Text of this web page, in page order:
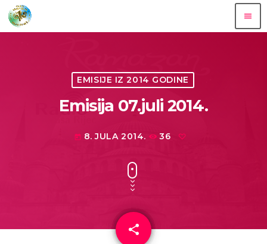
menu
EMISIJE IZ 2014 GODINE
Emisija 07.juli 2014.
today 8. JULA 2014. 36
share
email